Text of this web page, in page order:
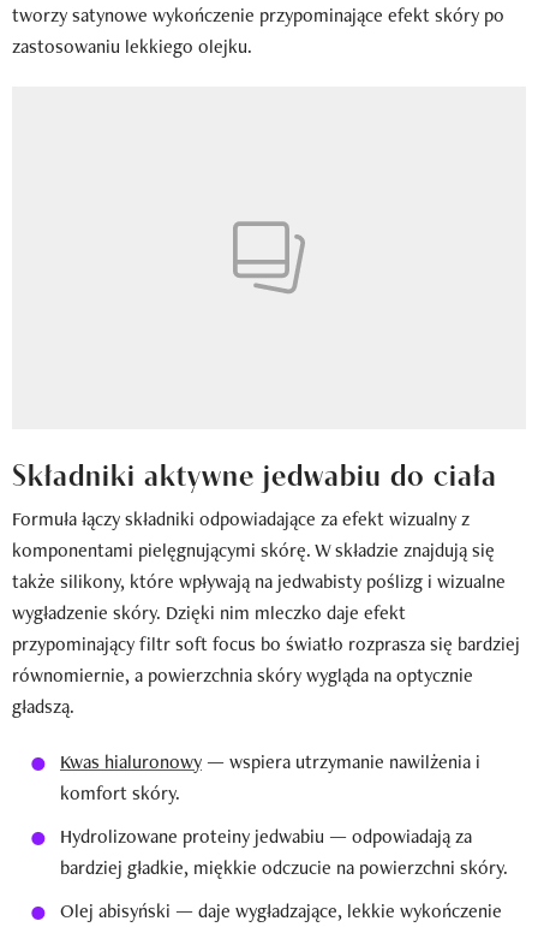
tworzy satynowe wykończenie przypominające efekt skóry po
zastosowaniu lekkiego olejku.
Składniki aktywne jedwabiu do ciała
Formuła łączy składniki odpowiadające za efekt wizualny z
komponentami pielęgnującymi skórę. W składzie znajdują się
także silikony, które wpływają na jedwabisty poślizg i wizualne
wygładzenie skóry. Dzięki nim mleczko daje efekt
przypominający filtr soft focus bo światło rozprasza się bardziej
równomiernie, a powierzchnia skóry wygląda na optycznie
gładszą.
Kwas hialuronowy — wspiera utrzymanie nawilżenia i
komfort skóry.
Hydrolizowane proteiny jedwabiu — odpowiadają za
bardziej gładkie, miękkie odczucie na powierzchni skóry.
Olej abisyński — daje wygładzające, lekkie wykończenie